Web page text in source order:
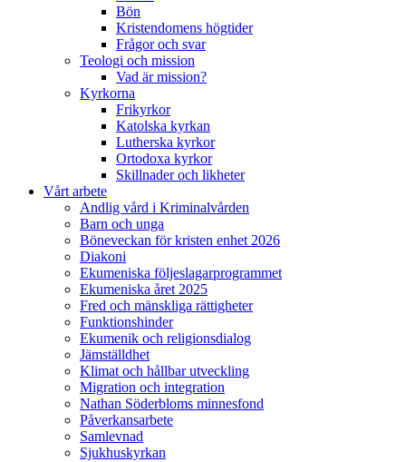
Bön
Kristendomens högtider
Frågor och svar
Teologi och mission
Vad är mission?
Kyrkorna
Frikyrkor
Katolska kyrkan
Lutherska kyrkor
Ortodoxa kyrkor
Skillnader och likheter
Vårt arbete
Andlig vård i Kriminalvården
Barn och unga
Böneveckan för kristen enhet 2026
Diakoni
Ekumeniska följeslagarprogrammet
Ekumeniska året 2025
Fred och mänskliga rättigheter
Funktionshinder
Ekumenik och religionsdialog
Jämställdhet
Klimat och hållbar utveckling
Migration och integration
Nathan Söderbloms minnesfond
Påverkansarbete
Samlevnad
Sjukhuskyrkan